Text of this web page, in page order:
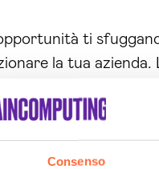
Consenso
ti
la tua
concreti. Non
migliorare la tua